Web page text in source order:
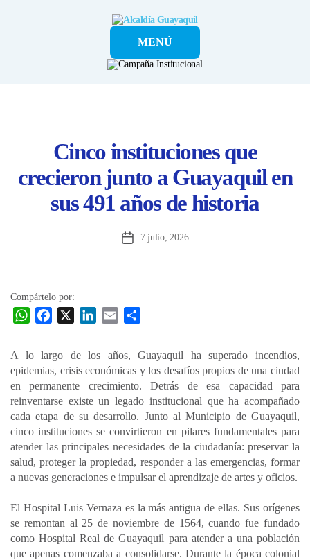
Alcaldía
GuayaquilMENÚ
Cinco instituciones que
crecieron junto a Guayaquil en
sus 491 años de historia
Fecha7 julio, 2026
Compártelo por:
W
s
A
p
e
b
o
o
k
e
d
I
n
i
l
r
i
r
A lo largo de los años, Guayaquil ha superado incendios,
epidemias, crisis económicas y los desafíos propios de una ciudad
en permanente crecimiento. Detrás de esa capacidad para
reinventarse existe un legado institucional que ha acompañado
cada etapa de su desarrollo. Junto al Municipio de Guayaquil,
cinco instituciones se convirtieron en pilares fundamentales para
atender las principales necesidades de la ciudadanía: preservar la
salud, proteger la propiedad, responder a las emergencias, formar
a nuevas generaciones e impulsar el aprendizaje de artes y oficios.
El Hospital Luis Vernaza es la más antigua de ellas. Sus orígenes
se remontan al 25 de noviembre de 1564, cuando fue fundado
como Hospital Real de Guayaquil para atender a una población
que apenas comenzaba a consolidarse. Durante la época colonial